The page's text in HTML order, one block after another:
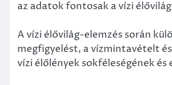
az adatok fontosak a vízi
A vízi élővilág-elemzés során
megfigyelést, a vízmintavételt
vízi élőlények sokféleségének